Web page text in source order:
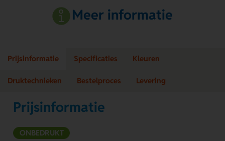
Meer informatie
Prijsinformatie Specificaties Kleuren
Druktechnieken Bestelproces Levering
Prijsinformatie
ONBEDRUKT